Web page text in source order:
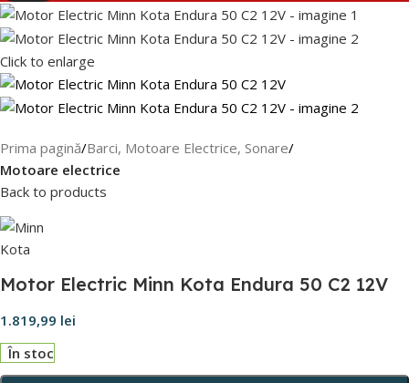
Click to enlarge
Prima pagină Barci, Motoare Electrice, Sonare
Motoare electrice
Back to products
Motor Electric Minn Kota Endura 50 C2 12V
1.819,99 lei
În stoc